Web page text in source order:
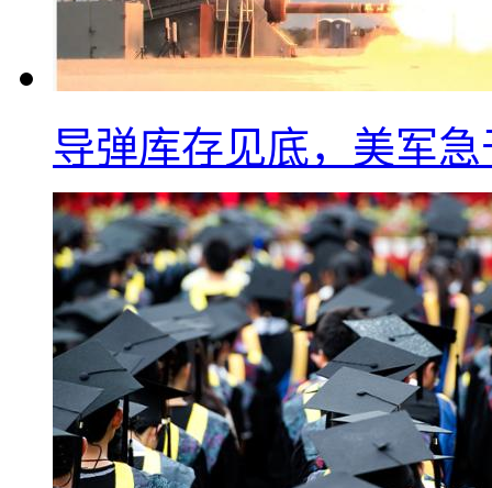
导弹库存见底，美军